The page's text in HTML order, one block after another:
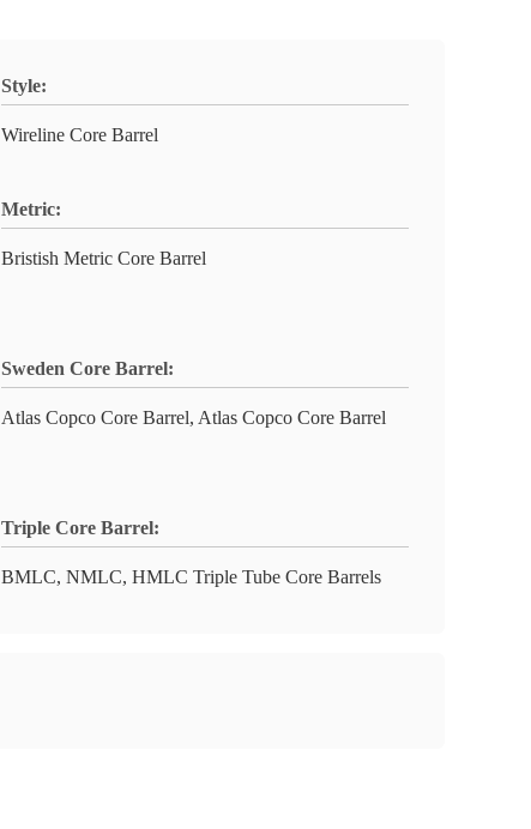
Style:
Wireline Core Barrel
Metric:
Bristish Metric Core Barrel
Sweden Core Barrel:
Atlas Copco Core Barrel, Atlas Copco Core Barrel
Triple Core Barrel:
BMLC, NMLC, HMLC Triple Tube Core Barrels